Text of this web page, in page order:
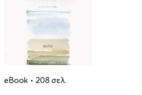
eBook • 208 σελ.